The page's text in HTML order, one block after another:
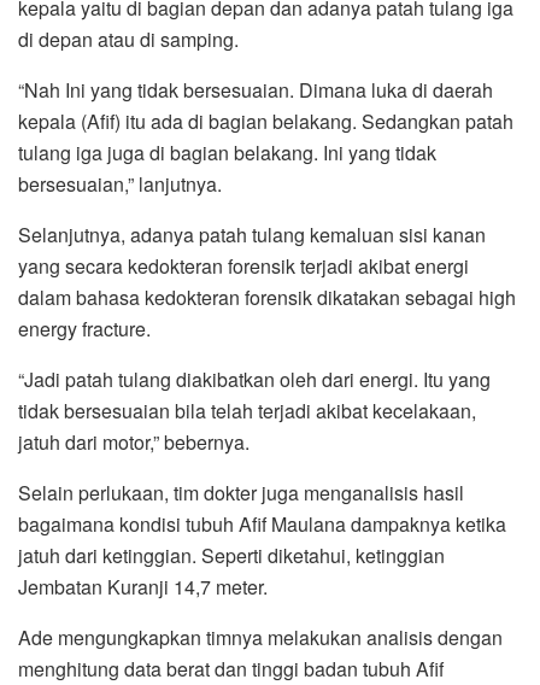
kepala yaitu di bagian depan dan adanya patah tulang iga
di depan atau di samping.
“Nah Ini yang tidak bersesuaian. Dimana luka di daerah
kepala (Afif) itu ada di bagian belakang. Sedangkan patah
tulang iga juga di bagian belakang. Ini yang tidak
bersesuaian,” lanjutnya.
Selanjutnya, adanya patah tulang kemaluan sisi kanan
yang secara kedokteran forensik terjadi akibat energi
dalam bahasa kedokteran forensik dikatakan sebagai high
energy fracture.
“Jadi patah tulang diakibatkan oleh dari energi. Itu yang
tidak bersesuaian bila telah terjadi akibat kecelakaan,
jatuh dari motor,” bebernya.
Selain perlukaan, tim dokter juga menganalisis hasil
bagaimana kondisi tubuh Afif Maulana dampaknya ketika
jatuh dari ketinggian. Seperti diketahui, ketinggian
Jembatan Kuranji 14,7 meter.
Ade mengungkapkan timnya melakukan analisis dengan
menghitung data berat dan tinggi badan tubuh Afif